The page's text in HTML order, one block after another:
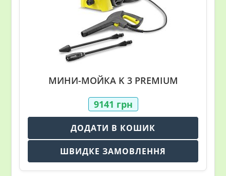
МИНИ-МОЙКА K 3 PREMIUM
9141 грн
ДОДАТИ В КОШИК
ШВИДКЕ ЗАМОВЛЕННЯ